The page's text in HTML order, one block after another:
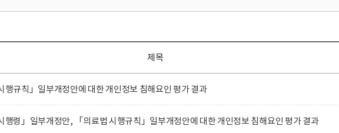
제목
행규칙」일부개정안에 대한 개인정보 침해요인 평가 결과
행령」일부개정안, 「의료법 시행규칙」일부개정안에 대한 개인정보 침해요인 평가 결과